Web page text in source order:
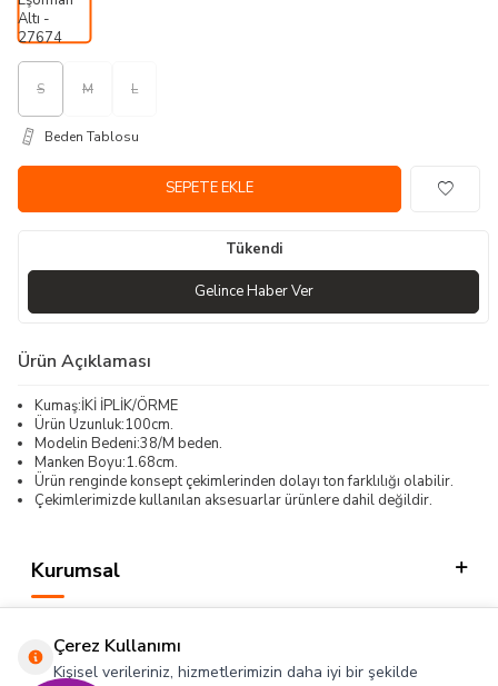
S M L
Beden Tablosu
SEPETE EKLE
Tükendi
Gelince Haber Ver
Ürün Açıklaması
Kumaş:İKİ İPLİK/ÖRME
Ürün Uzunluk:100cm.
Modelin Bedeni:38/M beden.
Manken Boyu:1.68cm.
Ürün renginde konsept çekimlerinden dolayı ton farklılığı olabilir.
Çekimlerimizde kullanılan aksesuarlar ürünlere dahil değildir.
Kurumsal
Hızlı Erişim
Çerez Kullanımı
Kişisel verileriniz, hizmetlerimizin daha iyi bir şekilde